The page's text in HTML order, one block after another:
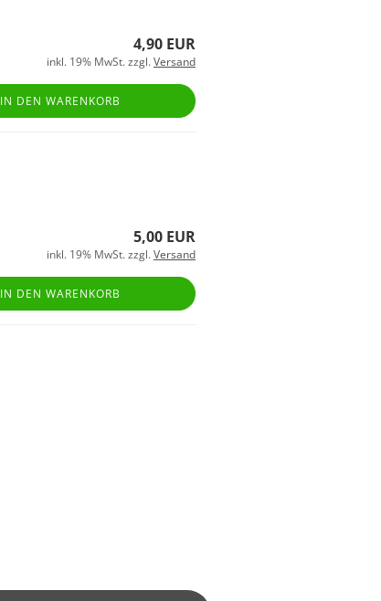
4,90 EUR
inkl. 19% MwSt. zzgl.Versand
IN DEN WARENKORB
5,00 EUR
inkl. 19% MwSt. zzgl.Versand
IN DEN WARENKORB